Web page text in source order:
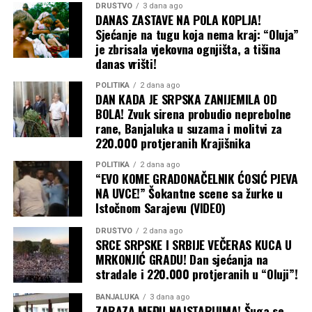
posljedice poskupljenja prije će okriviti Moskvu nego
Kijev. Ipak, Putin očajnički želi pobjede na frontu, pa će
gurati po svom čak i bez čiste i ubjedljive pobjede na
pomolu. Isto tako, ne treba očekivati ni obnovu
sporazuma postignutog pod okriljem Ujedinjenih nacija
u julu 2022. godine, koji je ranije omogućio bezbjednu
plovidbu do i iz ukrajinskih luka.
Baš kao što je kriza u Ormuskom moreuzu primorala
susjedne zemlje da grozničavo traže nove puteve za
izvoz nafte iz Persijskog zaliva, tako bi i Ukrajina mogla
da preusmjeri izvoz žita preko Dunava, rumunskih luka i
željeznice, kao što je to činila na početku rata. Ali, kao i
tada, ta alternativna rješenja su skupa i logistički znatno
komplikovanija.
Zbog svega ovoga, priroda ruskog rata protiv Ukrajine
nastaviće da se mijenja dok obje strane traže način da
prekinu pat-poziciju na frontu u svoju korist. A
DRUŠTVO 3 dana ago
DANAS ZASTAVE NA POLA KOPLJA!
Sjećanje na tugu koja nema kraj: “Oluja”
je zbrisala vjekovna ognjišta, a tišina
danas vrišti!
POLITIKA 2 dana ago
DAN KADA JE SRPSKA ZANIJEMILA OD
BOLA! Zvuk sirena probudio neprebolne
rane, Banjaluka u suzama i molitvi za
220.000 protjeranih Krajišnika
POLITIKA 2 dana ago
“EVO KOME GRADONAČELNIK ĆOSIĆ PJEVA
NA UVCE!” Šokantne scene sa žurke u
Istočnom Sarajevu (VIDEO)
DRUŠTVO 2 dana ago
SRCE SRPSKE I SRBIJE VEČERAS KUCA U
MRKONJIĆ GRADU! Dan sjećanja na
stradale i 220.000 protjeranih u “Oluji”!
BANJALUKA 3 dana ago